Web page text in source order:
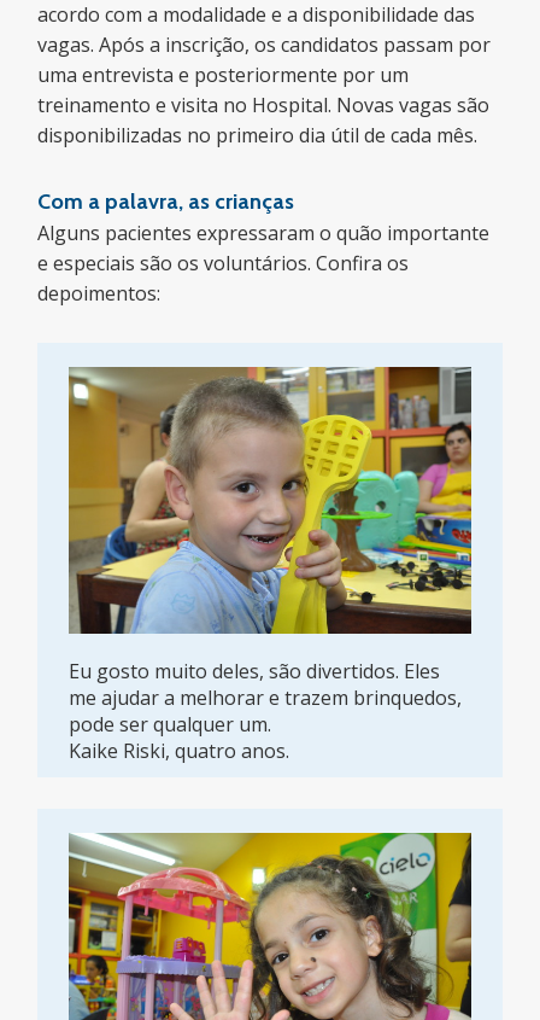
acordo com a modalidade e a disponibilidade das
vagas. Após a inscrição, os candidatos passam por
uma entrevista e posteriormente por um
treinamento e visita no Hospital. Novas vagas são
disponibilizadas no primeiro dia útil de cada mês.
Com a palavra, as crianças
Alguns pacientes expressaram o quão importante
e especiais são os voluntários. Confira os
depoimentos:
Eu gosto muito deles, são divertidos. Eles
me ajudar a melhorar e trazem brinquedos,
pode ser qualquer um.
Kaike Riski, quatro anos.